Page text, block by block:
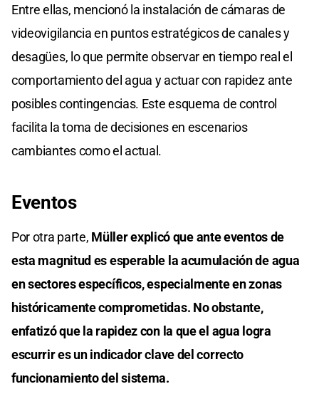
Entre ellas, mencionó la instalación de cámaras de
videovigilancia en puntos estratégicos de canales y
desagües, lo que permite observar en tiempo real el
comportamiento del agua y actuar con rapidez ante
posibles contingencias. Este esquema de control
facilita la toma de decisiones en escenarios
cambiantes como el actual.
Eventos
Por otra parte, Müller explicó que ante eventos de
esta magnitud es esperable la acumulación de agua
en sectores específicos, especialmente en zonas
históricamente comprometidas. No obstante,
enfatizó que la rapidez con la que el agua logra
escurrir es un indicador clave del correcto
funcionamiento del sistema.